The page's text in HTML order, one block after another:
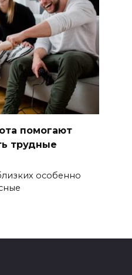
помогают
трудные
особенно